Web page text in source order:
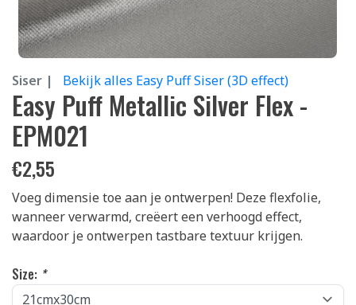
Siser | Bekijk alles Easy Puff Siser (3D effect)
Easy Puff Metallic Silver Flex -
EPM021
€2,55
Voeg dimensie toe aan je ontwerpen! Deze flexfolie,
wanneer verwarmd, creëert een verhoogd effect,
waardoor je ontwerpen tastbare textuur krijgen.
Size: *